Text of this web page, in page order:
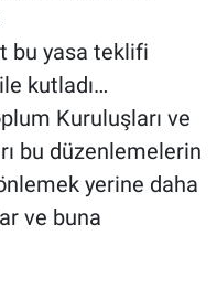
bu yasa teklifi
kutladı…
Kuruluşları ve
bu düzenlemelerin
yerine daha
ve buna